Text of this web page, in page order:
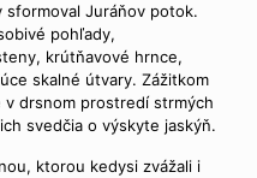
Juráňov potok.
pohľady,
krútňavové hrnce,
skalné útvary. Zážitkom
drsnom prostredí strmých
svedčia o výskyte jaskýň.
ktorou kedysi zvážali i